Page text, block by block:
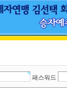
패스워드